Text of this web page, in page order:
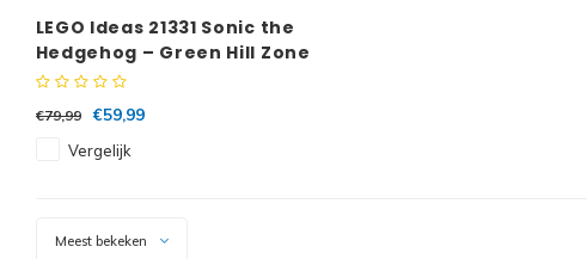
LEGO Ideas 21331 Sonic the
Hedgehog – Green Hill Zone
€79,99
€59,99
Vergelijk
Meest bekeken